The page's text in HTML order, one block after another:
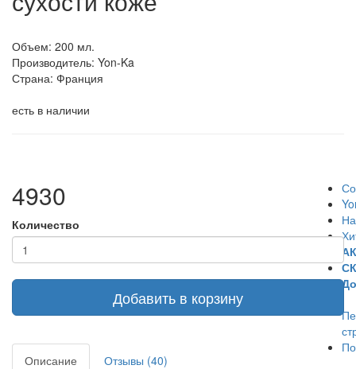
Объем: 200 мл.
Производитель: Yon-Ka
Страна: Франция
есть в наличии
4930
Количество
Добавить в корзину
Описание
Отзывы (40)